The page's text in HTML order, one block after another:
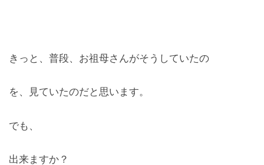
きっと、普段、お祖母さんがそうしていたの
を、見ていたのだと思います。
でも、
出来ますか？